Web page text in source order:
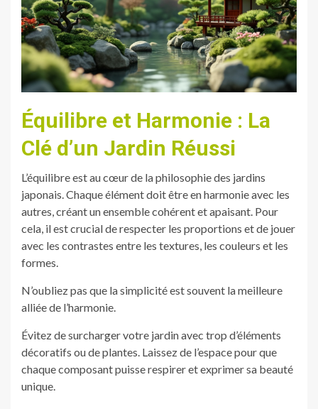
Équilibre et Harmonie : La
Clé d’un Jardin Réussi
L’équilibre est au cœur de la philosophie des jardins
japonais. Chaque élément doit être en harmonie avec les
autres, créant un ensemble cohérent et apaisant. Pour
cela, il est crucial de respecter les proportions et de jouer
avec les contrastes entre les textures, les couleurs et les
formes.
N’oubliez pas que la simplicité est souvent la meilleure
alliée de l’harmonie.
Évitez de surcharger votre jardin avec trop d’éléments
décoratifs ou de plantes. Laissez de l’espace pour que
chaque composant puisse respirer et exprimer sa beauté
unique.